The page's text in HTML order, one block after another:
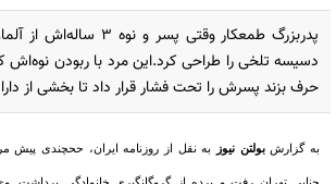
پدربزرگ طمعکار وقتی پسر
دسیسه تلخی را طراحی کرد.این مرد با ربودن نوه‌اش
حرف بزند پسرش را تحت فشار قرار داد تا بخشی از
به گزارشبولتن نیوز به نقل از روزنامه ایران، ححچندی پیش